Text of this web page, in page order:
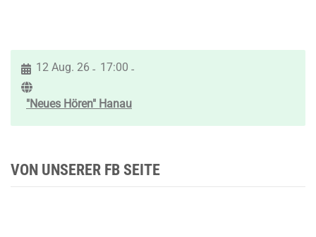
12 Aug. 26 - 17:00 -
"Neues Hören" Hanau
VON UNSERER FB SEITE